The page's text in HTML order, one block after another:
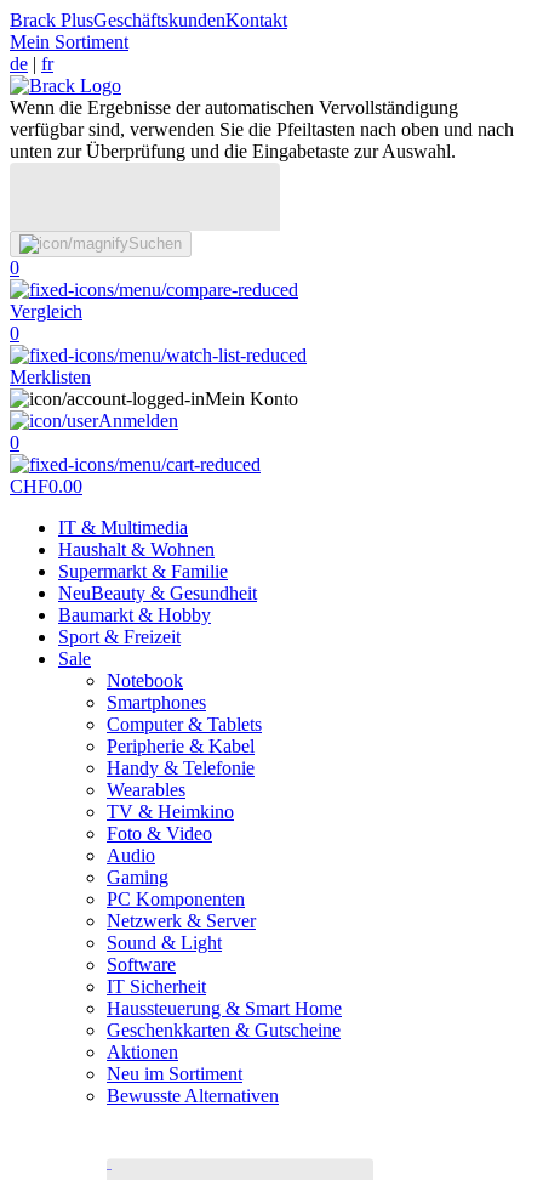
Brack PlusGeschäftskundenKontakt
Mein Sortiment
de | fr
Wenn die Ergebnisse der automatischen Vervollständigung
verfügbar sind, verwenden Sie die Pfeiltasten nach oben und nach
unten zur Überprüfung und die Eingabetaste zur Auswahl.
Suchen
0
Vergleich
0
Merklisten
Mein Konto
Anmelden
0
CHF0.00
IT & Multimedia
Haushalt & Wohnen
Supermarkt & Familie
NeuBeauty & Gesundheit
Baumarkt & Hobby
Sport & Freizeit
Sale
Notebook
Smartphones
Computer & Tablets
Peripherie & Kabel
Handy & Telefonie
Wearables
TV & Heimkino
Foto & Video
Audio
Gaming
PC Komponenten
Netzwerk & Server
Sound & Light
Software
IT Sicherheit
Haussteuerung & Smart Home
Geschenkkarten & Gutscheine
Aktionen
Neu im Sortiment
Bewusste Alternativen